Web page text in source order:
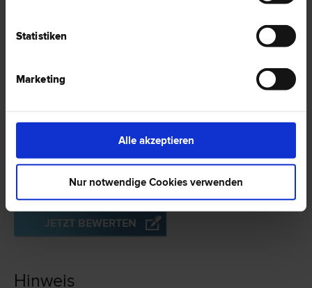
Statistiken
Marketing
Alle akzeptieren
Nur notwendige Cookies verwenden
Erfahrungsberichte
zu Dr. Christian LUTZ in 4600 Wels
Es wurden bislang keine Bewertungen vorgenommen.
JETZT BEWERTEN
Hinweis